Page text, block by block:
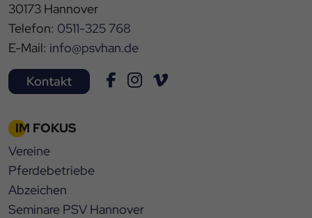
30173 Hannover
Telefon: 0511-325 768
E-Mail: info@psvhan.de
Kontakt
IM FOKUS
Vereine
Pferdebetriebe
Abzeichen
Seminare PSV Hannover